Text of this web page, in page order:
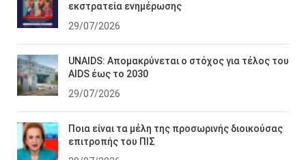
εκστρατεία ενημέρωσης
29/07/2026
UNAIDS: Απομακρύνεται ο στόχος για τέλος του
AIDS έως το 2030
29/07/2026
Ποια είναι τα μέλη της προσωρινής διοικούσας
επιτροπής του ΠΙΣ